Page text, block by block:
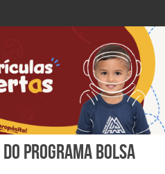
Programa Bolsa